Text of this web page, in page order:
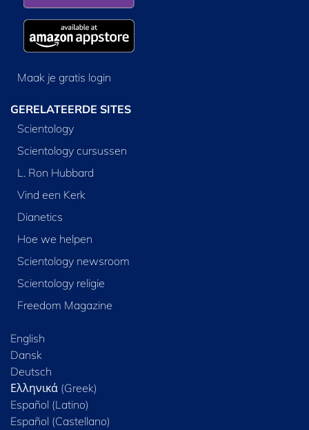
Maak je gratis login
GERELATEERDE SITES
Scientology
Scientology cursussen
L. Ron Hubbard
Vind een Kerk
Dianetics
Hoe we helpen
Scientology newsroom
Scientology religie
Freedom Magazine
English
Dansk
Deutsch
Ελληνικά (Greek)
Español (Latino)
Español (Castellano)